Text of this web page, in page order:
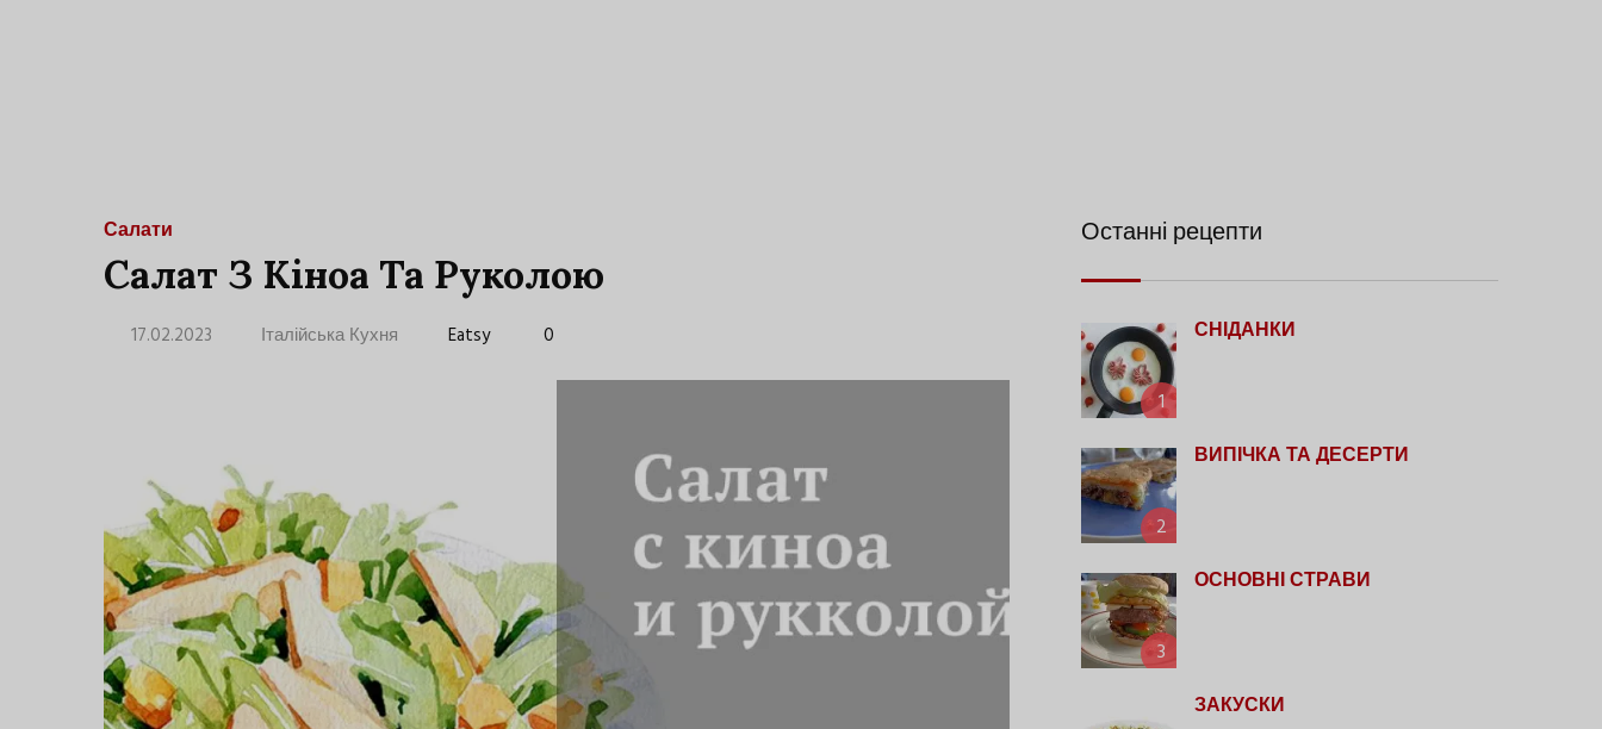
Салати
Салат З Кіноа Та Руколою
17.02.2023 Італійська Кухня Eatsy 0
Останні рецепти
1
СНІДАНКИ
2
ВИПІЧКА ТА ДЕСЕРТИ
3
ОСНОВНІ СТРАВИ
ЗАКУСКИ